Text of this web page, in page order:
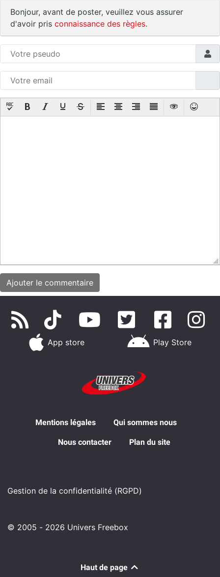
Bonjour, avant de poster, veuillez vous assurer
d'avoir pris connaissance des règles.
App store Play Store
Mentions légales Qui sommes nous
Nous contacter Plan du site
Gestion de la confidentialité (RGPD)
© 2005 - 2026 Univers Freebox
Haut de page